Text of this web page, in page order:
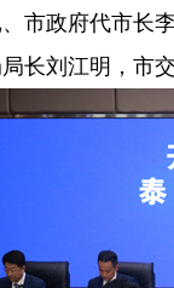
市政府代市长
长刘江明，市